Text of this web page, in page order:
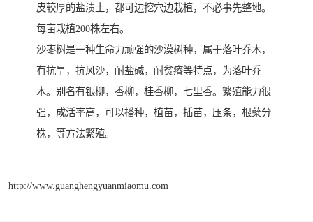
皮较厚的盐渍土，都可边挖穴边栽植，不必事先整地。
每亩栽植200株左右。
沙枣树是一种生命力顽强的沙漠树种，属于落叶乔木，
有抗旱，抗风沙，耐盐碱，耐贫瘠等特点，为落叶乔
木。别名有银柳，香柳，桂香柳，七里香。繁殖能力很
强，成活率高，可以播种，植苗，插苗，压条，根蘖分
株，等方法繁殖。
http://www.guanghengyuanmiaomu.com